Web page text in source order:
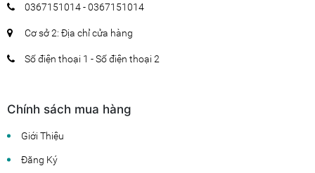
0367151014 - 0367151014
Cơ sở 2: Địa chỉ cửa hàng
Số điện thoại 1 - Số điện thoại 2
Chính sách mua hàng
Giới Thiệu
Đăng Ký